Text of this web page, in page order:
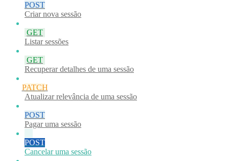
POST
Criar nova sessão
GET
Listar sessões
GET
Recuperar detalhes de uma sessão
PATCH
Atualizar relevância de uma sessão
POST
Pagar uma sessão
POST
Cancelar uma sessão